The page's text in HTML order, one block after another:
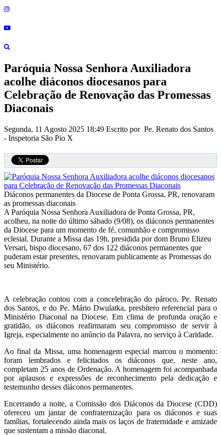
Paróquia Nossa Senhora Auxiliadora
acolhe diáconos diocesanos para
Celebração de Renovação das Promessas
Diaconais
Segunda, 11 Agosto 2025 18:49 Escrito por Pe. Renato dos Santos
- Inspetoria São Pio X
Diáconos permanentes da Diocese de Ponta Grossa, PR, renovaram
as promessas diaconais
A Paróquia Nossa Senhora Auxiliadora de Ponta Grossa, PR,
acolheu, na noite do último sábado (9/08), os diáconos permanentes
da Diocese para um momento de fé, comunhão e compromisso
eclesial. Durante a Missa das 19h, presidida por dom Bruno Elizeu
Versari, bispo diocesano, 67 dos 122 diáconos permanentes que
puderam estar presentes, renovaram publicamente as Promessas do
seu Ministério.
A celebração contou com a concelebração do pároco, Pe. Renato
dos Santos, e do Pe. Mário Dwulatka, presbítero referencial para o
Ministério Diaconal na Diocese. Em clima de profunda oração e
gratidão, os diáconos reafirmaram seu compromisso de servir à
Igreja, especialmente no anúncio da Palavra, no serviço à Caridade.
Ao final da Missa, uma homenagem especial marcou o momento:
foram lembrados e felicitados os diáconos que, neste ano,
completam 25 anos de Ordenação. A homenagem foi acompanhada
por aplausos e expressões de reconhecimento pela dedicação e
testemunho desses diáconos permanentes.
Encerrando a noite, a Comissão dos Diáconos da Diocese (CDD)
ofereceu um jantar de confraternização para os diáconos e suas
famílias, fortalecendo ainda mais os laços de fraternidade e amizade
que sustentam a missão diaconal.